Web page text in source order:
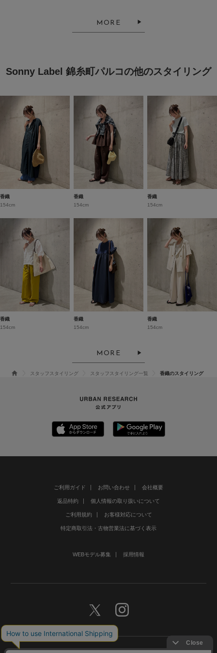
MORE
Sonny Label 錦糸町パルコの他のスタイリング
香織
154cm
香織
154cm
香織
154cm
香織
154cm
香織
154cm
香織
154cm
MORE
スタッフスタイリング スタッフスタイリング一覧 香織のスタイリング
ご利用ガイド お問い合わせ 会社概要
返品特約 個人情報の取り扱いについて
ご利用規約 お客様対応について
特定商取引法・古物営業法に基づく表示
WEBモデル募集 採用情報